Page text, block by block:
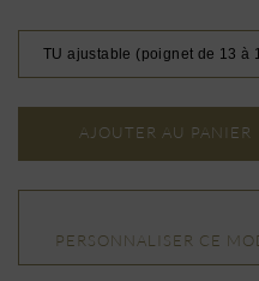
TU ajustable (poignet de 13 à
AJOUTER AU PANIER
PERSONNALISER CE